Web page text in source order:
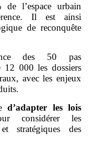
l’espace urbain
Il est ainsi
de reconquête
des 50 pas
12 000 les dossiers
avec les enjeux
d’adapter les lois
considérer les
stratégiques des